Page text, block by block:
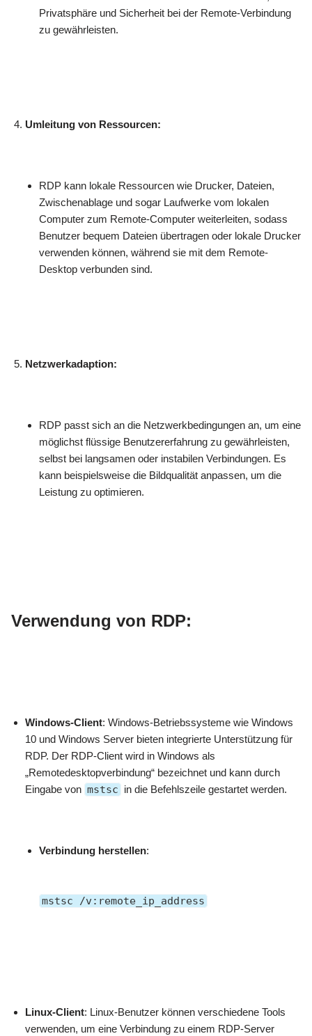
Privatsphäre und Sicherheit bei der Remote-Verbindung
zu gewährleisten.
Umleitung von Ressourcen:
RDP kann lokale Ressourcen wie Drucker, Dateien,
Zwischenablage und sogar Laufwerke vom lokalen
Computer zum Remote-Computer weiterleiten, sodass
Benutzer bequem Dateien übertragen oder lokale Drucker
verwenden können, während sie mit dem Remote-
Desktop verbunden sind.
Netzwerkadaption:
RDP passt sich an die Netzwerkbedingungen an, um eine
möglichst flüssige Benutzererfahrung zu gewährleisten,
selbst bei langsamen oder instabilen Verbindungen. Es
kann beispielsweise die Bildqualität anpassen, um die
Leistung zu optimieren.
Verwendung von RDP:
Windows-Client: Windows-Betriebssysteme wie Windows
10 und Windows Server bieten integrierte Unterstützung für
RDP. Der RDP-Client wird in Windows als
„Remotedesktopverbindung“ bezeichnet und kann durch
Eingabe von mstsc in die Befehlszeile gestartet werden.
Verbindung herstellen:
mstsc /v:remote_ip_address
Linux-Client: Linux-Benutzer können verschiedene Tools
verwenden, um eine Verbindung zu einem RDP-Server